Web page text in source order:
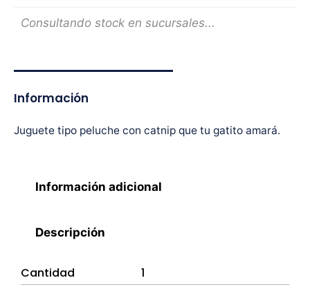
Consultando stock en sucursales...
Información
Juguete tipo peluche con catnip que tu gatito amará.
Información adicional
Descripción
Cantidad
1